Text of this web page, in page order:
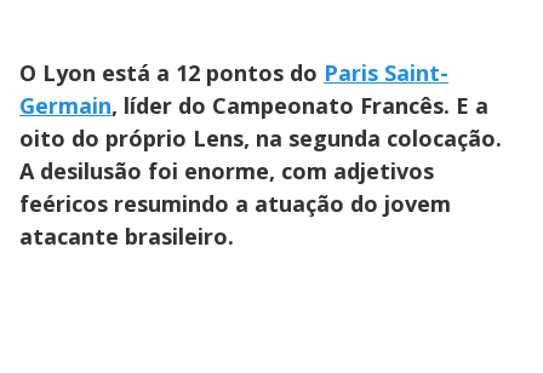
O Lyon está a 12 pontos do Paris Saint-
Germain, líder do Campeonato Francês. E a
oito do próprio Lens, na segunda colocação.
A desilusão foi enorme, com adjetivos
feéricos resumindo a atuação do jovem
atacante brasileiro.